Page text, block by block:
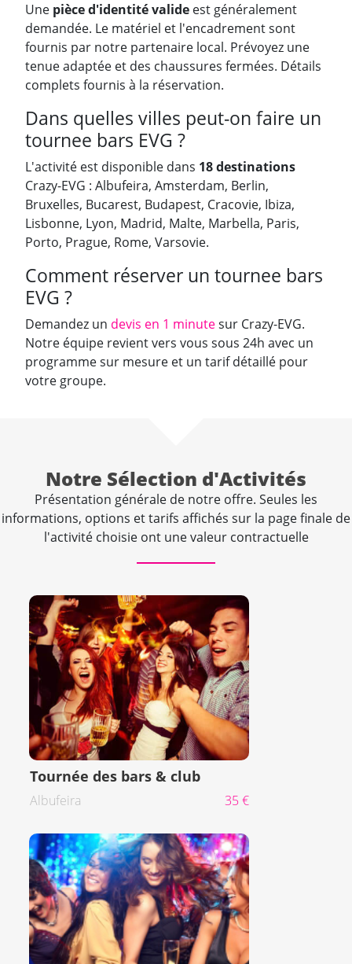
Une pièce d'identité valide est généralement
demandée. Le matériel et l'encadrement sont
fournis par notre partenaire local. Prévoyez une
tenue adaptée et des chaussures fermées. Détails
complets fournis à la réservation.
Dans quelles villes peut-on faire un
tournee bars EVG ?
L'activité est disponible dans 18 destinations
Crazy-EVG : Albufeira, Amsterdam, Berlin,
Bruxelles, Bucarest, Budapest, Cracovie, Ibiza,
Lisbonne, Lyon, Madrid, Malte, Marbella, Paris,
Porto, Prague, Rome, Varsovie.
Comment réserver un tournee bars
EVG ?
Demandez un devis en 1 minutesur Crazy-EVG.
Notre équipe revient vers vous sous 24h avec un
programme sur mesure et un tarif détaillé pour
votre groupe.
Notre Sélection d'Activités
Présentation générale de notre offre. Seules les
informations, options et tarifs affichés sur la page finale de
l'activité choisie ont une valeur contractuelle
Tournée des bars & club
Albufeira 35 €